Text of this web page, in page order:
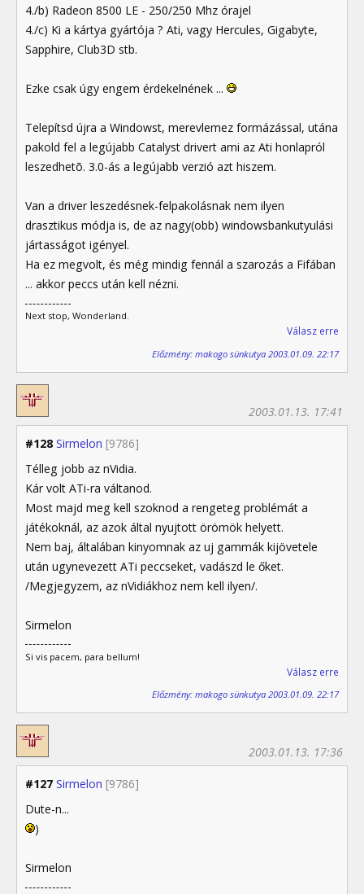
4./b) Radeon 8500 LE - 250/250 Mhz órajel
4./c) Ki a kártya gyártója ? Ati, vagy Hercules, Gigabyte,
Sapphire, Club3D stb.
Ezke csak úgy engem érdekelnének ...
Telepítsd újra a Windowst, merevlemez formázással, utána
pakold fel a legújabb Catalyst drivert ami az Ati honlapról
leszedhetõ. 3.0-ás a legújabb verzió azt hiszem.
Van a driver leszedésnek-felpakolásnak nem ilyen
drasztikus módja is, de az nagy(obb) windowsbankutyulási
jártasságot igényel.
Ha ez megvolt, és még mindig fennál a szarozás a Fifában
... akkor peccs után kell nézni.
Next stop, Wonderland.
Válasz erre
Előzmény: makogo sünkutya 2003.01.09. 22:17
#128 Sirmelon [9786]
2003.01.13. 17:41
Télleg jobb az nVidia.
Kár volt ATi-ra váltanod.
Most majd meg kell szoknod a rengeteg problémát a
játékoknál, az azok által nyujtott örömök helyett.
Nem baj, általában kinyomnak az uj gammák kijövetele
után ugynevezett ATi peccseket, vadászd le őket.
/Megjegyzem, az nVidiákhoz nem kell ilyen/.
Sirmelon
Si vis pacem, para bellum!
Válasz erre
Előzmény: makogo sünkutya 2003.01.09. 22:17
#127 Sirmelon [9786]
2003.01.13. 17:36
Dute-n...
)
Sirmelon